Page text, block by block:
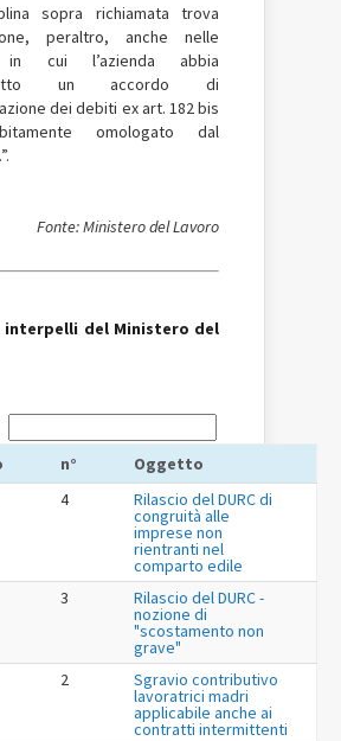
sopra richiamata trova
peraltro, anche nelle
in cui l’azienda abbia
un accordo di
dei debiti ex art. 182 bis
omologato dal
Fonte: Ministero del Lavoro
del Ministero del
n°
Oggetto
4 Rilascio del DURC di
congruità alle
imprese non
rientranti nel
comparto edile
3 Rilascio del DURC -
nozione di
"scostamento non
grave"
2 Sgravio contributivo
lavoratrici madri
applicabile anche ai
contratti intermittenti